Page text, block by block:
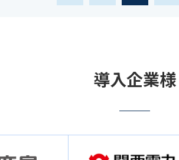
導入企業様